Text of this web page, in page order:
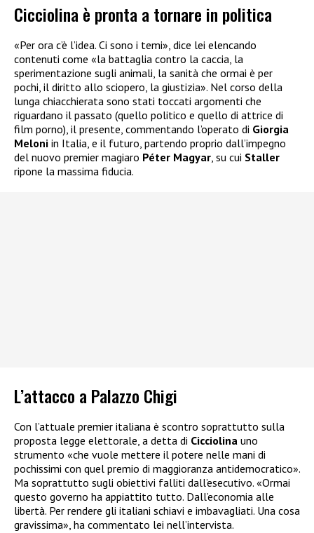
Cicciolina è pronta a tornare in politica
«Per ora c’è l’idea. Ci sono i temi», dice lei elencando
contenuti come «la battaglia contro la caccia, la
sperimentazione sugli animali, la sanità che ormai è per
pochi, il diritto allo sciopero, la giustizia». Nel corso della
lunga chiacchierata sono stati toccati argomenti che
riguardano il passato (quello politico e quello di attrice di
film porno), il presente, commentando l’operato di Giorgia
Meloni in Italia, e il futuro, partendo proprio dall’impegno
del nuovo premier magiaro Péter Magyar , su cui Staller
ripone la massima fiducia.
L’attacco a Palazzo Chigi
Con l’attuale premier italiana è scontro soprattutto sulla
proposta legge elettorale, a detta di Cicciolina uno
strumento «che vuole mettere il potere nelle mani di
pochissimi con quel premio di maggioranza antidemocratico».
Ma soprattutto sugli obiettivi falliti dall’esecutivo. «Ormai
questo governo ha appiattito tutto. Dall’economia alle
libertà. Per rendere gli italiani schiavi e imbavagliati. Una cosa
gravissima», ha commentato lei nell’intervista.